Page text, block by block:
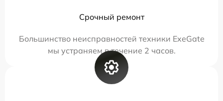
Срочный ремонт
Большинство неисправностей техники ExeGate
мы устраняем в течение 2 часов.